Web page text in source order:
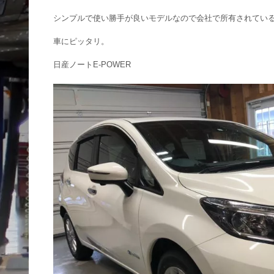
シンプルで使い勝手が良いモデルなので会社で所有されてい
車にピッタリ。
日産ノートE-POWER